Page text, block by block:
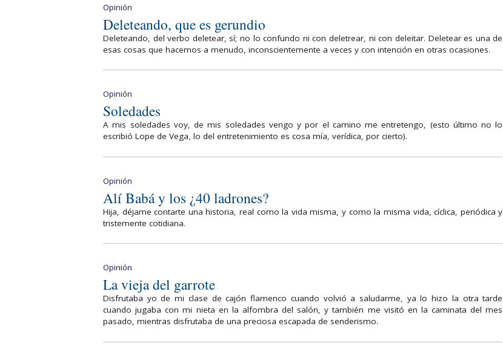
Opinión
Deleteando, que es gerundio
Deleteando, del verbo deletear, sí; no lo confundo ni con deletrear, ni con deleitar. Deletear es una de
esas cosas que hacemos a menudo, inconscientemente a veces y con intención en otras ocasiones.
Opinión
Soledades
A mis soledades voy, de mis soledades vengo y por el camino me entretengo, (esto último no lo
escribió Lope de Vega, lo del entretenimiento es cosa mía, verídica, por cierto).
Opinión
Alí Babá y los ¿40 ladrones?
Hija, déjame contarte una historia, real como la vida misma, y como la misma vida, cíclica, periódica y
tristemente cotidiana.
Opinión
La vieja del garrote
Disfrutaba yo de mi clase de cajón flamenco cuando volvió a saludarme, ya lo hizo la otra tarde
cuando jugaba con mi nieta en la alfombra del salón, y también me visitó en la caminata del mes
pasado, mientras disfrutaba de una preciosa escapada de senderismo.